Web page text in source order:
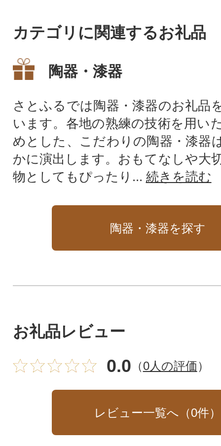
カテゴリに関連するお礼品
陶器・漆器
さとふるでは陶器・漆器のお礼品
います。各地の熟練の技術を用い
めとした、こだわりの陶器・漆器
かに演出します。おもてなしや大
物としてもぴったり... 続きを読む
陶器・漆器を探す
お礼品レビュー
0.0 （0人の評価）
レビュー一覧へ（0件）